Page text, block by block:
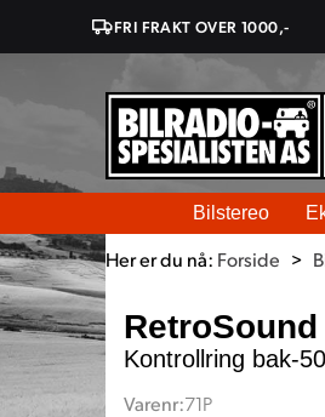
FRI FRAKT OVER 1000,-
Bilstereo
Her er du nå: Forside >
RetroSound
Kontrollring bak-
Varenr:71P